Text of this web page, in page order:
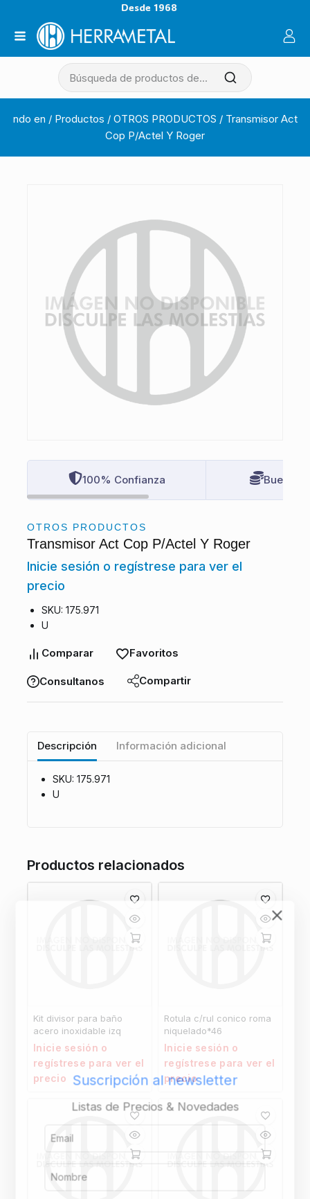
Desde 1968
ndo en / Productos / OTROS PRODUCTOS / Transmisor Act
Cop P/Actel Y Roger
100% Confianza Buenos
OTROS PRODUCTOS
Transmisor Act Cop P/Actel Y Roger
Inicie sesión o regístrese para ver el
precio
SKU: 175.971
U
Comparar Favoritos
Consultanos Compartir
Descripción Información adicional
SKU: 175.971
U
Productos relacionados
Kit divisor para baño
acero inoxidable izq
Inicie sesión o
regístrese para ver el
precio
Rotula c/rul conico roma
niquelado*46
Inicie sesión o
regístrese para ver el
precio
Suscripción al newsletter
Listas de Precios & Novedades